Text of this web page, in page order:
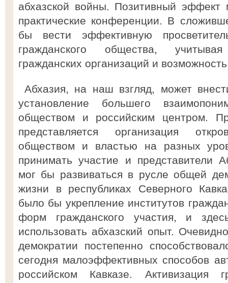
абхазской войны. Позитивный
практические конференции. В
бы вести эффективную
гражданского общества,
гражданских организаций и
Абхазия, на наш взгляд, может
установление большего
обществом и российским центром.
представляется организация
обществом и властью на разных
принимать участие и представители
мог бы развиваться в русле общей
жизни в республиках Северного
было бы укрепление институтов
форм гражданского участия, и
использовать абхазский опыт.
демократии постепенно
сегодня малоэффективных способов
российском Кавказе. Активизация